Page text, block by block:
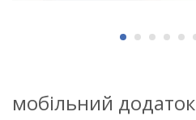
мобільний додаток